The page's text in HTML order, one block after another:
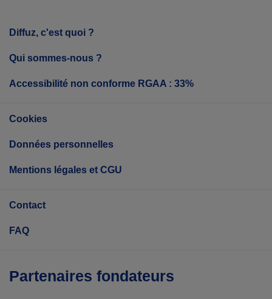
Diffuz, c'est quoi ?
Qui sommes-nous ?
Accessibilité non conforme RGAA : 33%
Cookies
Données personnelles
Mentions légales et CGU
Contact
FAQ
Partenaires fondateurs